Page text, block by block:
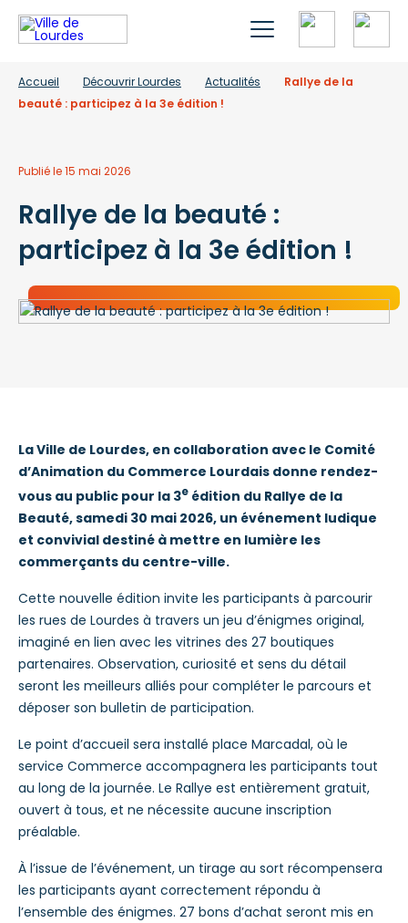
Accueil Découvrir Lourdes Actualités
Rallye de la
beauté : participez à la 3e édition !
Publié le 15 mai 2026
Rallye de la beauté :
participez à la 3e édition !
La Ville de Lourdes, en collaboration avec le Comité
d’Animation du Commerce Lourdais donne rendez-
vous au public pour la 3e édition du Rallye de la
Beauté, samedi 30 mai 2026, un événement ludique
et convivial destiné à mettre en lumière les
commerçants du centre-ville.
Cette nouvelle édition invite les participants à parcourir
les rues de Lourdes à travers un jeu d’énigmes original,
imaginé en lien avec les vitrines des 27 boutiques
partenaires. Observation, curiosité et sens du détail
seront les meilleurs alliés pour compléter le parcours et
déposer son bulletin de participation.
Le point d’accueil sera installé place Marcadal, où le
service Commerce accompagnera les participants tout
au long de la journée. Le Rallye est entièrement gratuit,
ouvert à tous, et ne nécessite aucune inscription
préalable.
À l’issue de l’événement, un tirage au sort récompensera
les participants ayant correctement répondu à
l’ensemble des énigmes. 27 bons d’achat seront mis en